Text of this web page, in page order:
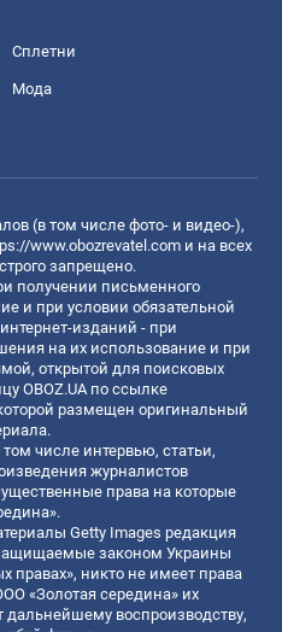
Сплетни
Мода
(в том числе фото- и видео-),
www.obozrevatel.com и на всех
запрещено.
получении письменного
и при условии обязательной
изданий - при
на их использование и при
открытой для поисковых
OBOZ.UA по ссылке
размещен оригинальный
числе интервью, статьи,
журналистов
права на которые
Getty Images редакция
законом Украины
правах», никто не имеет права
«Золотая середина» их
дальнейшему воспроизводству,